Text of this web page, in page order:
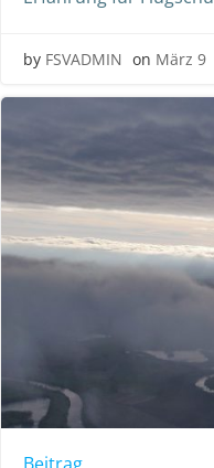
by FSVADMIN on März 9